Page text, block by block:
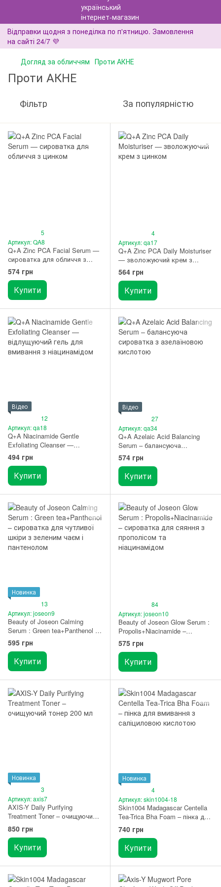
Відправки щодня з понеділка по п'ятницю. Замовлення
на сайті 24/7 💜
Догляд за обличчям Проти АКНЕ
Проти АКНЕ
Фільтр За популярністю
5
Артикул: QA8
Q+A Zinc PCA Facial Serum —
сироватка для обличчя з
цинком
574 грн
Купити
4
Артикул: qa17
Q+A Zinc PCA Daily Moisturiser
— зволожуючий крем з
цинком
564 грн
Купити
Відео
12
Артикул: qa18
Q+A Niacinamide Gentle
Exfoliating Cleanser —
відлущуючий гель для
вмивання з ніацинамідом
494 грн
Купити
Відео
27
Артикул: qa34
Q+A Azelaic Acid Balancing
Serum – балансуюча
сироватка з азелаїновою
кислотою
574 грн
Купити
Новинка
13
Артикул: joseon9
Beauty of Joseon Calming
Serum : Green tea+Panthenol –
сироватка для чутливої шкіри
з зеленим чаєм і пантенолом
30 мл
595 грн
Купити
84
Артикул: joseon10
Beauty of Joseon Glow Serum :
Propolis+Niacinamide –
сироватка для сяяння з
прополісом та ніацинамідом
30 мл
575 грн
Купити
Новинка
3
Артикул: axis7
AXIS-Y Daily Purifying
Treatment Toner – очищуючий
тонер 200 мл
850 грн
Купити
Новинка
4
Артикул: skin1004-18
Skin1004 Madagascar Centella
Tea-Trica Bha Foam – пінка для
вмивання з саліциловою
кислотою 125 мл
740 грн
Купити